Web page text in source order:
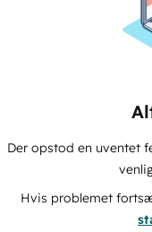
Der opstod en uventet
Hvis problemet